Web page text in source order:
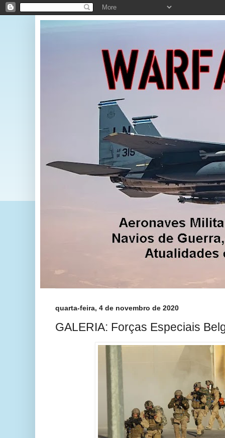
quarta-feira, 4 de novembro de 2020
GALERIA: Forças Especiais